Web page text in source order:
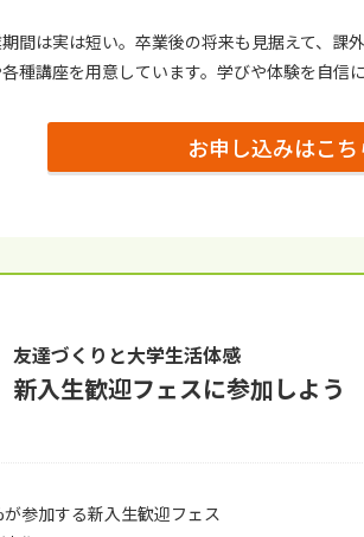
間は実は短い。卒業後の将来も⾒据えて、課
種講座を⽤意しています。学びや体験を⾃信
お申し込みはこち
友達づくりと⼤学⽣活体感
新⼊⽣歓迎フェスに参加しよう
参加する新⼊⽣歓迎フェス